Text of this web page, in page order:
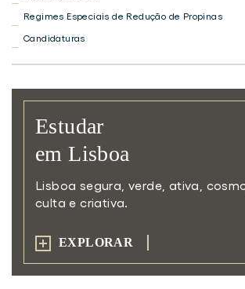
Regimes Especiais de Redução de Propinas
Candidaturas
Estudar
em Lisboa
Lisboa segura, verde, ativa,
culta e criativa.
EXPLORAR